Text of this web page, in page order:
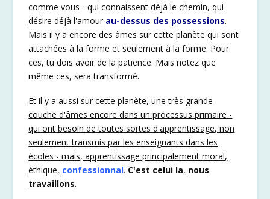
comme vous - qui connaissent déjà le chemin,qui
désire déjà l'amour au-dessus des possessions.
Mais il y a encore des âmes sur cette planète qui sont
attachées à la forme et seulement à la forme. Pour
ces, tu dois avoir de la patience. Mais notez que
même ces, sera transformé.
Et il y a aussi sur cette planète, une très grande
couche d'âmes encore dans un processus primaire -
qui ont besoin de toutes sortes d'apprentissage, non
seulement transmis par les enseignants dans les
écoles - mais, apprentissage principalement moral,
éthique, confessionnal. C'est celui la, nous
travaillons.